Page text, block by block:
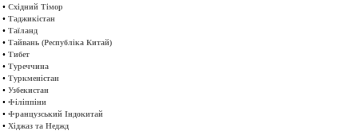
• Східний Тімор
• Таджикістан
• Таїланд
• Тайвань (Республіка Китай)
• Тибет
• Туреччина
• Туркменістан
• Узбекистан
• Філіппіни
• Французський Індокитай
• Хіджаз та Неджд